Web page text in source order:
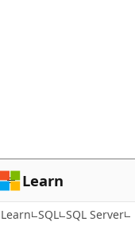
ン
ツ
に
ス
Learn
Learn SQL SQL Server